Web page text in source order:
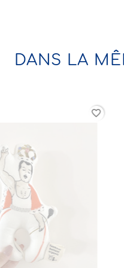
DANS LA
Câlinette Lilou 28 cm
€ TTC